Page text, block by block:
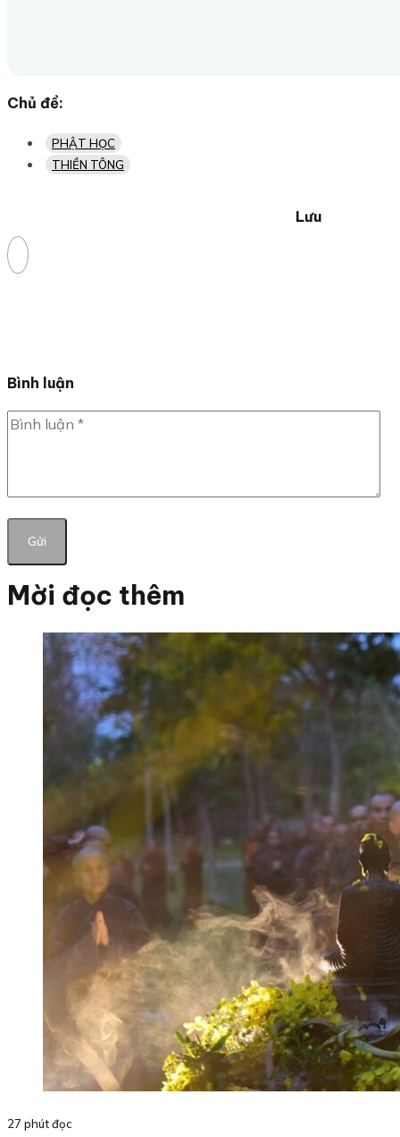
Chủ đề:
PHẬT HỌC
THIỀN TÔNG
Lưu
Bình luận
Mời đọc thêm
27 phút đọc